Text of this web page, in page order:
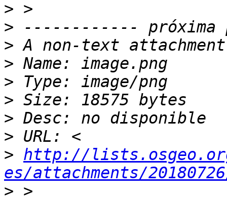
>
>
>
>
>
>
>
>
> http://
es/attachments/
>